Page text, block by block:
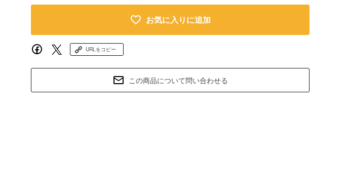
お気に入りに追加
URLをコピー
この商品について問い合わせる